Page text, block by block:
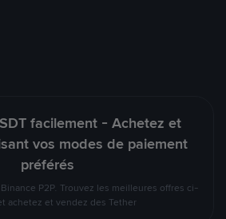
facilement - Achetez et
vos modes de paiement
préférés
P2P. Trouvez les meilleures offres ci-
achetez et vendez des Tether